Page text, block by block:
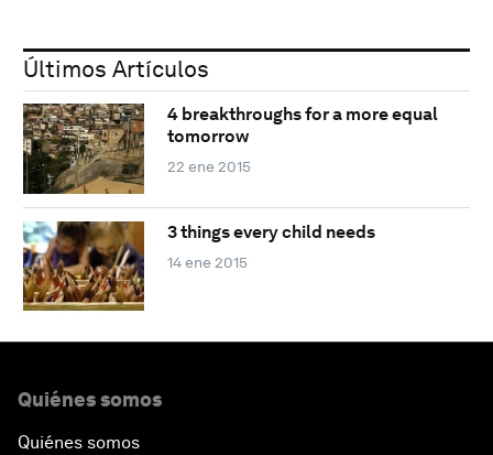
Últimos Artículos
4 breakthroughs for a more equal
tomorrow
22 ene 2015
3 things every child needs
14 ene 2015
Quiénes somos
Quiénes somos